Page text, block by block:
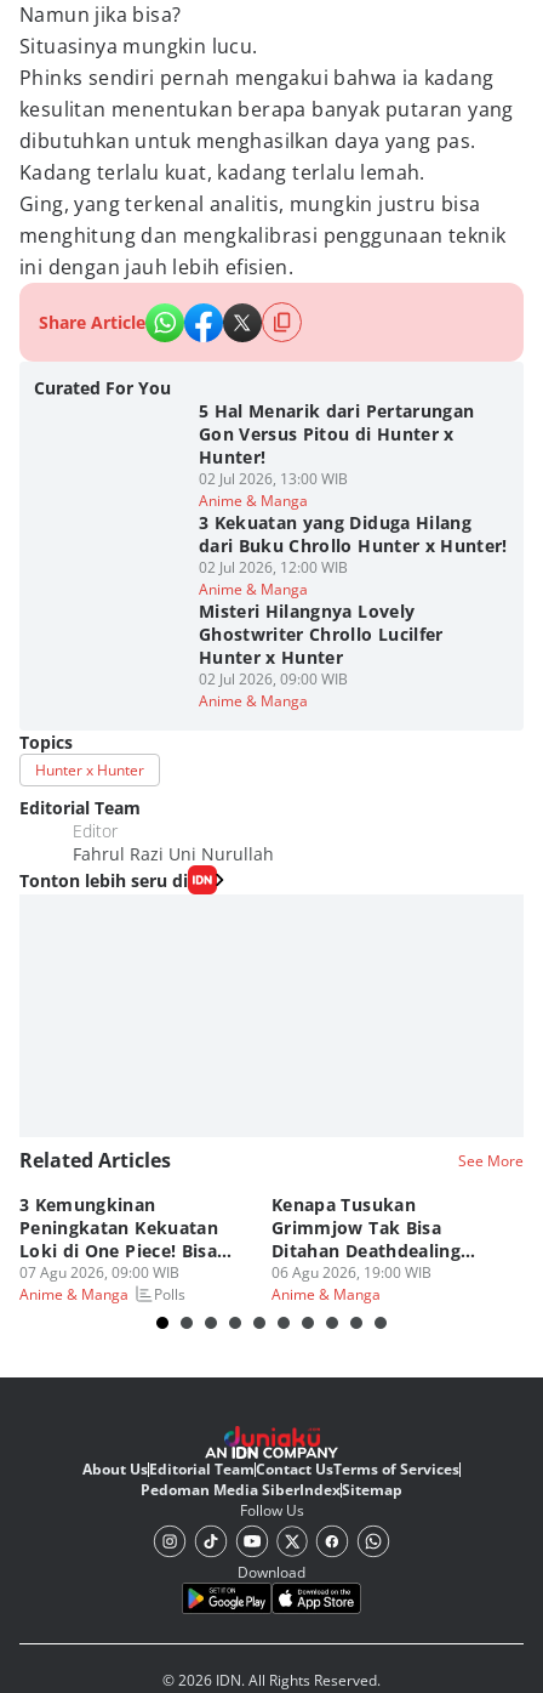
Namun jika bisa?
Situasinya mungkin lucu.
Phinks sendiri pernah mengakui bahwa ia kadang
kesulitan menentukan berapa banyak putaran yang
dibutuhkan untuk menghasilkan daya yang pas.
Kadang terlalu kuat, kadang terlalu lemah.
Ging, yang terkenal analitis, mungkin justru bisa
menghitung dan mengkalibrasi penggunaan teknik
ini dengan jauh lebih efisien.
Share Article
Curated For You
5 Hal Menarik dari Pertarungan
Gon Versus Pitou di Hunter x
Hunter!
02 Jul 2026, 13:00 WIB
Anime & Manga
3 Kekuatan yang Diduga Hilang
dari Buku Chrollo Hunter x Hunter!
02 Jul 2026, 12:00 WIB
Anime & Manga
Misteri Hilangnya Lovely
Ghostwriter Chrollo Lucilfer
Hunter x Hunter
02 Jul 2026, 09:00 WIB
Anime & Manga
Topics
Hunter x Hunter
Editorial Team
Editor
Fahrul Razi Uni Nurullah
Tonton lebih seru di
Related Articles See More
3 Kemungkinan
Peningkatan Kekuatan
Loki di One Piece! Bisa
Lebih OP?
07 Agu 2026, 09:00 WIB
Anime & Manga
Polls
Kenapa Tusukan
Grimmjow Tak Bisa
Ditahan Deathdealing
Askin Bleach?
06 Agu 2026, 19:00 WIB
Anime & Manga
About UsEditorial TeamContact UsTerms of Services
Pedoman Media SiberIndexSitemap
Follow Us
Download
© 2026 IDN. All Rights Reserved.